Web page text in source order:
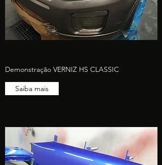
Demonstração VERNIZ HS CLASSIC
Saiba mais